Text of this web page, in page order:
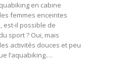
en cabine
femmes enceintes
est-il possible de
sport ? Oui, mais
activités douces et peu
l’aquabiking.…